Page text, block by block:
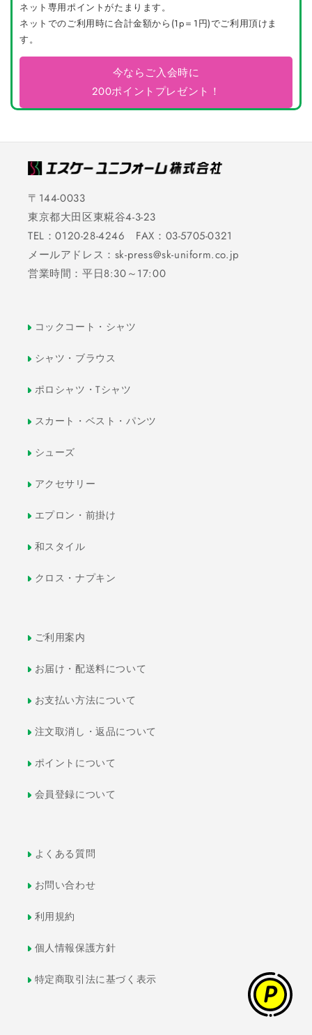
ネット専用ポイントがたまります。
ネットでのご利用時に合計金額から(1p＝1円)でご利用頂けま
す。
今ならご入会時に
200ポイントプレゼント！
〒144-0033
東京都大田区東糀谷4-3-23
TEL：0120-28-4246 FAX：03-5705-0321
メールアドレス：sk-press@sk-uniform.co.jp
営業時間：平日8:30～17:00
コックコート・シャツ
シャツ・ブラウス
ポロシャツ・Tシャツ
スカート・ベスト・パンツ
シューズ
アクセサリー
エプロン・前掛け
和スタイル
クロス・ナプキン
ご利用案内
お届け・配送料について
お支払い方法について
注文取消し・返品について
ポイントについて
会員登録について
よくある質問
お問い合わせ
利用規約
個人情報保護方針
特定商取引法に基づく表示